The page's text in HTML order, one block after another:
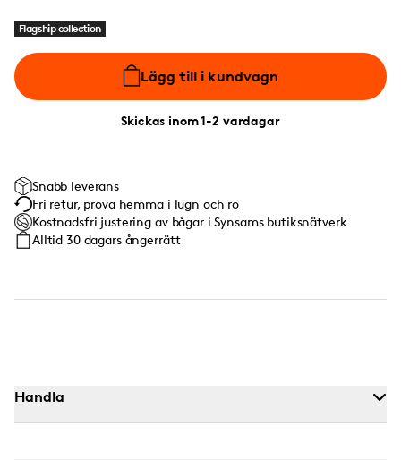
Flagship collection
Lägg till i kundvagn
Skickas inom 1-2 vardagar
Snabb leverans
Fri retur, prova hemma i lugn och ro
Kostnadsfri justering av bågar i Synsams butiksnätverk
Alltid 30 dagars ångerrätt
Handla